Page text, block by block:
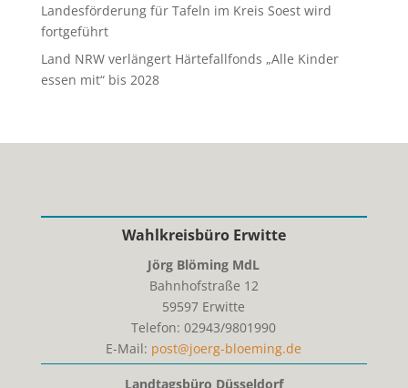
Landesförderung für Tafeln im Kreis Soest wird
fortgeführt
Land NRW verlängert Härtefallfonds „Alle Kinder
essen mit“ bis 2028
Wahlkreisbüro Erwitte
Jörg Blöming MdL
Bahnhofstraße 12
59597 Erwitte
Telefon: 02943/9801990
E-Mail: post@joerg-bloeming.de
Landtagsbüro Düsseldorf